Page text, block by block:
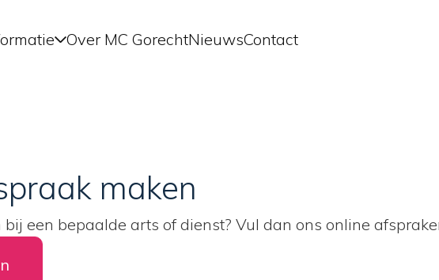
Over MC GorechtNieuwsContact
maken
een bepaalde arts of dienst? Vul dan ons online